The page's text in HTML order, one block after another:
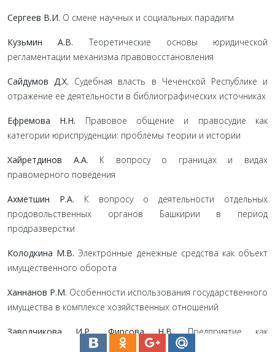
Сергеев В.И. О смене научных и социальных парадигм
Кузьмин А.В. Теоретические основы юридической
регламентации механизма правовосстановления
Сайдумов Д.Х. Судебная власть в Чеченской Республике и
отражение ее деятельности в библиографических источниках
Ефремова Н.Н. Правовое общение и правосудие как
категории юриспруденции: проблемы теории и истории
Хайретдинов А.А. К вопросу о границах и видах
правомерного поведения
Ахметшин Р.А. К вопросу о деятельности отдельных
продовольственных органов Башкирии в период
продразверстки
Колодкина М.В.Электронные денежные средства как объект
имущественного оборота
Ханнанов Р.М. Особенности использования государственного
имущества в комплексе хозяйственных отношений
Заводчикова И.Р., Фирсова Н.В.Предприятие как
имущественный комплекс (некоторые аспекты)